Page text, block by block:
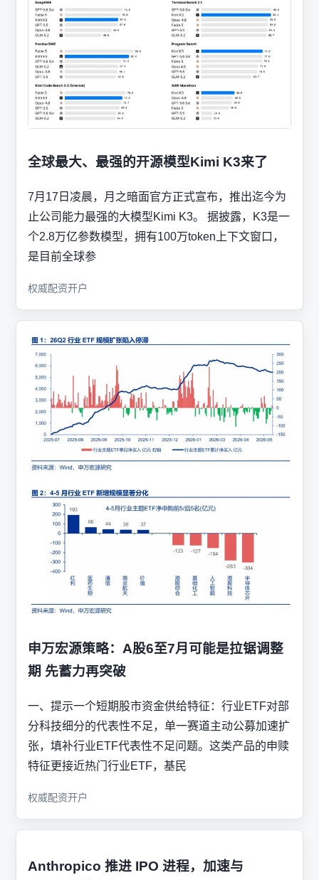
全球最大、最强的开源模型Kimi K3来了
7月17日凌晨，月之暗面官方正式宣布，推出迄今为
止公司能力最强的大模型Kimi K3。 据披露，K3是一
个2.8万亿参数模型，拥有100万token上下文窗口，
是目前全球参
权威配资开户
申万宏源策略：A股6至7月可能是拉锯调整
期 先蓄力再突破
一、提示一个短期股市资金供给特征：行业ETF对部
分科技细分的代表性不足，单一赛道主动公募加速扩
张，填补行业ETF代表性不足问题。这类产品的申赎
特征更接近热门行业ETF，基民
权威配资开户
Anthropico 推进 IPO 进程，加速与